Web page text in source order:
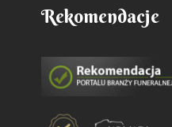
Rekomendacje